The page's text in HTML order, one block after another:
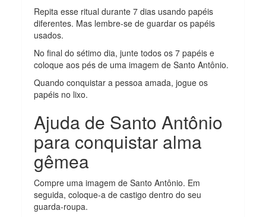
Repita esse ritual durante 7 dias usando papéis
diferentes. Mas lembre-se de guardar os papéis
usados.
No final do sétimo dia, junte todos os 7 papéis e
coloque aos pés de uma imagem de Santo Antônio.
Quando conquistar a pessoa amada, jogue os
papéis no lixo.
Ajuda de Santo Antônio
para conquistar alma
gêmea
Compre uma imagem de Santo Antônio. Em
seguida, coloque-a de castigo dentro do seu
guarda-roupa.